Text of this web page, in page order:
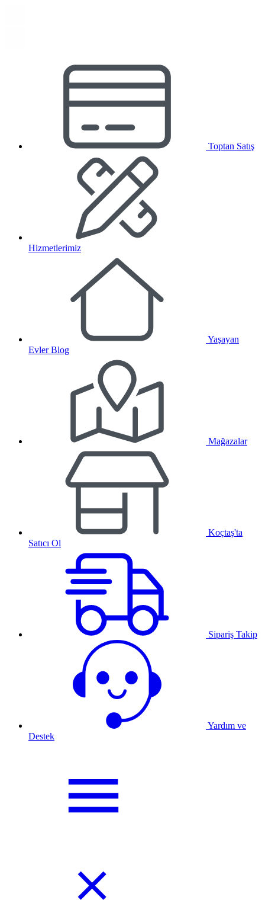
Toptan Satış
Hizmetlerimiz
Yaşayan
Evler Blog
Mağazalar
Koçtaş'ta
Satıcı Ol
Sipariş Takip
Yardım ve
Destek